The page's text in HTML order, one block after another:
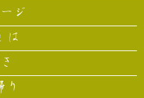
ジ
は